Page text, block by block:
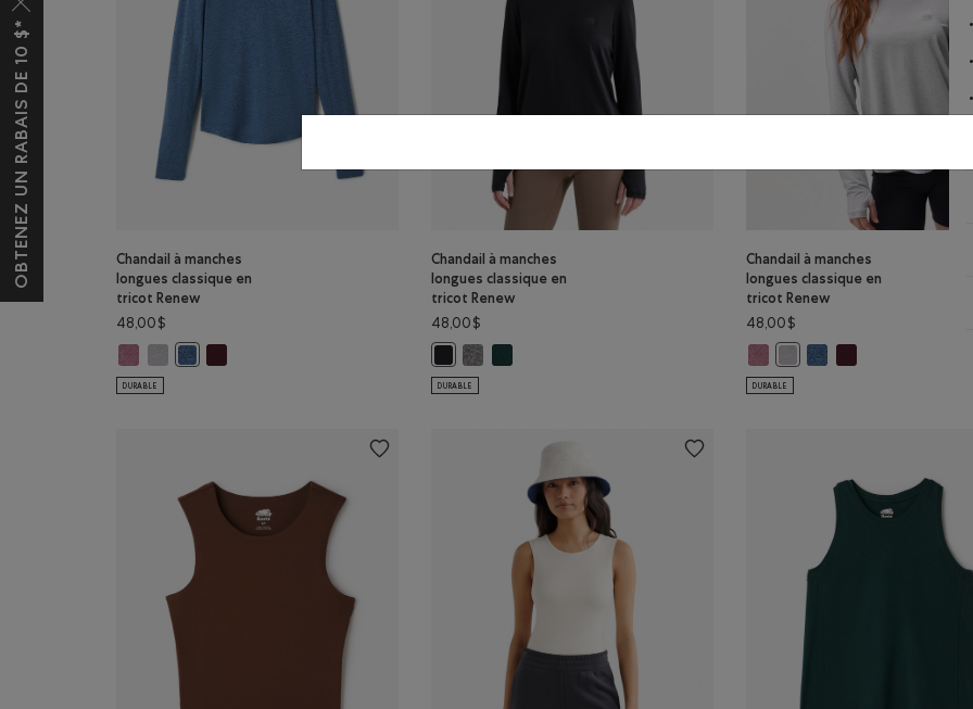
Chandail à manches
longues classique en
tricot Renew
48,00$
Chandail à manches longues classique en tricot Renew: MÉLANGE PRUNE Couleur
Chandail à manches longues classique en tricot Renew: GRIS STRIÉ Couleur
Chandail à manches longues classique en tricot Renew: NUAGE BLEU POIVRÉ Couleur
Chandail à manches longues classique en tricot Renew: MÉLANGE MAROON FIGUE Couleur
DURABLE
Chandail à manches
longues classique en
tricot Renew
48,00$
Chandail à manches longues classique en tricot Renew: NOIR Couleur
Chandail à manches longues classique en tricot Renew: SEL ET POIVRE Couleur
Chandail à manches longues classique en tricot Renew: MLNG VARSITY
DURABLE
Chandail à manches
longues classique en
tricot Renew
48,00$
Chandail à manches longues
Chandail à manches longues
Chandail à manches
Chandail à manches
DURABLE
OBTENEZ UN RABAIS DE 10 $*